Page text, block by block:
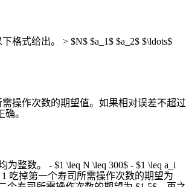
格式给出。 > $N$ $a_1$ $a_2$ $\ldots$
操作次数的期望值。如果相对误差不超过
。
为整数。 - $1 \leq N \leq 300$ - $1 \leq a_i
1 吃掉第一个寿司所需操作次数的期望为